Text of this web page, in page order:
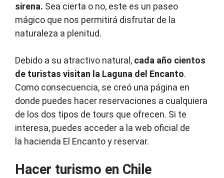
sirena. Sea cierta o no, este es un paseo
mágico que nos permitirá disfrutar de la
naturaleza a plenitud.
Debido a su atractivo natural, cada año cientos
de turistas visitan la Laguna del Encanto.
Como consecuencia, se creó una página en
donde puedes hacer reservaciones a cualquiera
de los dos tipos de tours que ofrecen. Si te
interesa, puedes acceder a la web oficial de
la hacienda El Encanto y reservar.
Hacer turismo en Chile